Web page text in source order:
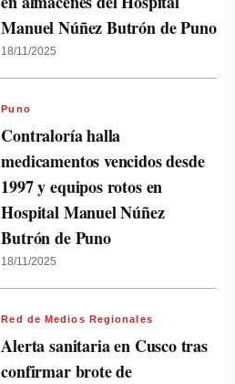
Manuel Núñez Butrón de Puno
18/11/2025
Puno
Contraloría halla
medicamentos vencidos desde
1997 y equipos rotos en
Hospital Manuel Núñez
Butrón de Puno
18/11/2025
Red de Medios Regionales
Alerta sanitaria en Cusco tras
confirmar brote de